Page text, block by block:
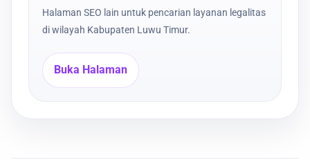
Halaman SEO lain untuk pencarian layanan legalitas
di wilayah Kabupaten Luwu Timur.
Buka Halaman